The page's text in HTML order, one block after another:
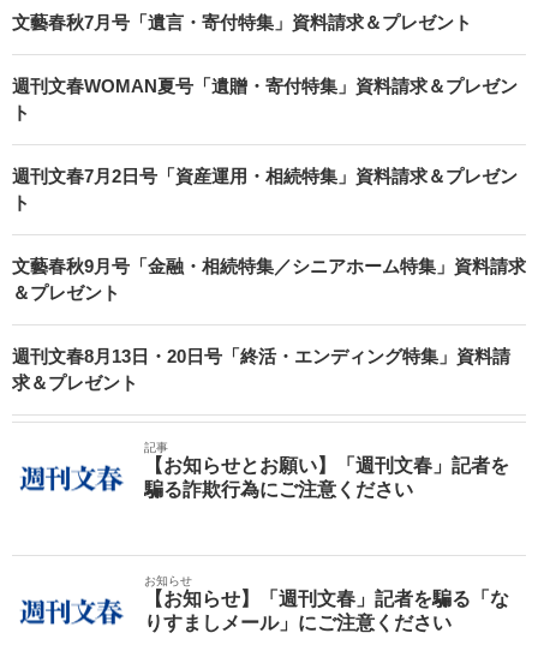
文藝春秋7月号「遺言・寄付特集」資料請求＆プレゼント
週刊文春WOMAN夏号「遺贈・寄付特集」資料請求＆プレゼン
ト
週刊文春7月2日号「資産運用・相続特集」資料請求＆プレゼン
ト
文藝春秋9月号「金融・相続特集／シニアホーム特集」資料請求
＆プレゼント
週刊文春8月13日・20日号「終活・エンディング特集」資料請
求＆プレゼント
記事
【お知らせとお願い】「週刊文春」記者を
騙る詐欺行為にご注意ください
お知らせ
【お知らせ】「週刊文春」記者を騙る「な
りすましメール」にご注意ください